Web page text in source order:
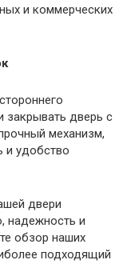
и коммерческих
закрывать дверь с
механизм,
и удобство
двери
надежность и
обзор наших
подходящий